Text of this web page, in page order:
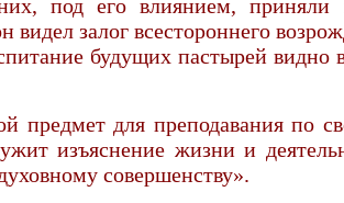
под его влиянием, приняли
залог всестороннего
будущих пастырей видно
для преподавания по
изъяснение жизни и
совершенству».